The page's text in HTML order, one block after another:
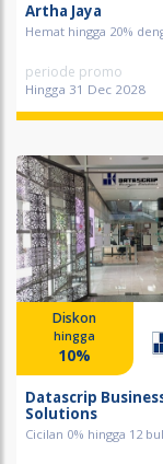
Artha Jaya
Hemat hingga 20%
periode promo
Hingga 31 Dec 2028
Diskon
hingga
10%
Datascrip
Solutions
Cicilan 0% hingga 12